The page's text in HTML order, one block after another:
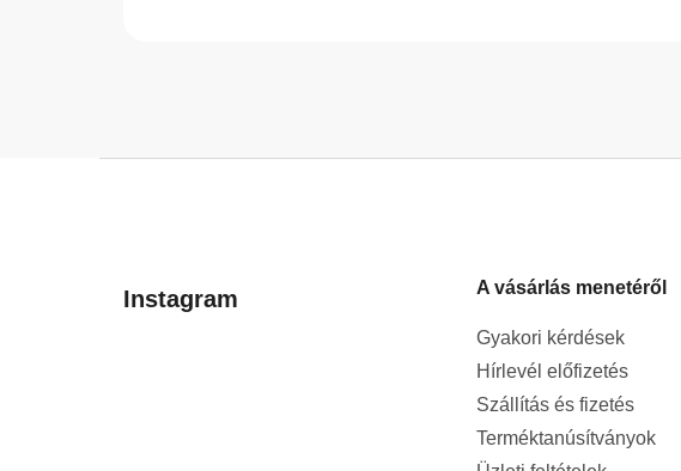
Instagram A vásárlás menetéről
Gyakori kérdések
Hírlevél előfizetés
Szállítás és fizetés
Terméktanúsítványok